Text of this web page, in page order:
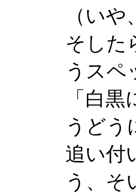
（い
そした
うスペ
「白
うどう
追い付
う、そ